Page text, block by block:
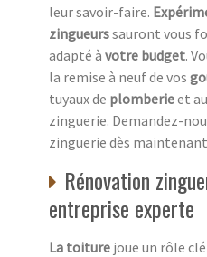
leur savoir-faire.
zingueurssauront vous
adapté à votre budget.
la remise à neuf de vos
tuyaux de plomberieet
zinguerie. Demandez-
zinguerie dès
Rénovation
entreprise experte
La toiture joue un rôle